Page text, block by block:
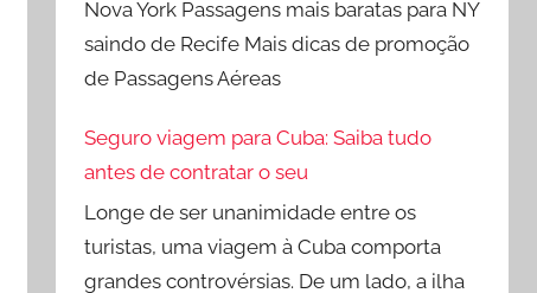
Nova York Passagens mais baratas para NY
saindo de Recife Mais dicas de promoção
de Passagens Aéreas
Seguro viagem para Cuba: Saiba tudo
antes de contratar o seu
Longe de ser unanimidade entre os
turistas, uma viagem à Cuba comporta
grandes controvérsias. De um lado, a ilha